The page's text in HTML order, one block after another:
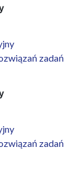
zadań
zadań